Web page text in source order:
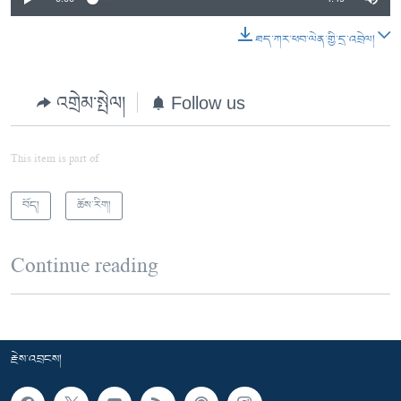
ཐད་ཀར་ཕབ་ལེན་གྱི་དྲ་འབྲེལ།
འགྲེམ་སྤེལ། Follow us
This item is part of
བོད། ཆོས་རིག།
Continue reading
རྗེས་འབྲངས།